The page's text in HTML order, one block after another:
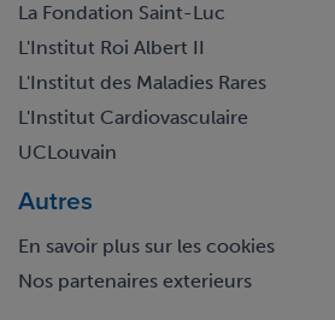
La Fondation Saint-Luc
L'Institut Roi Albert II
L'Institut des Maladies Rares
L'Institut Cardiovasculaire
UCLouvain
Autres
En savoir plus sur les cookies
Nos partenaires exterieurs